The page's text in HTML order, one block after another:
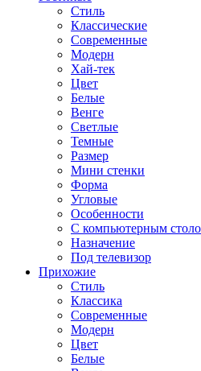
Стиль
Классические
Современные
Модерн
Хай-тек
Цвет
Белые
Венге
Светлые
Темные
Размер
Мини стенки
Форма
Угловые
Особенности
С компьютерным
Назначение
Под телевизор
Прихожие
Стиль
Классика
Современные
Модерн
Цвет
Белые